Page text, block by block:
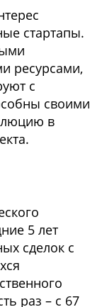
стартапы.
ресурсами,
с
своими
в
5 лет
сделок с
раз – с 67